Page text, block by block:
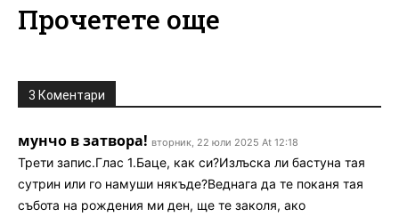
Прочетете още
3 Коментари
мунчо в затвора! вторник, 22 юли 2025 At 12:18
Трети запис.Глас 1.Баце, как си?Излъска ли бастуна тая
сутрин или го намуши някъде?Веднага да те поканя тая
събота на рождения ми ден, ще те заколя, ако